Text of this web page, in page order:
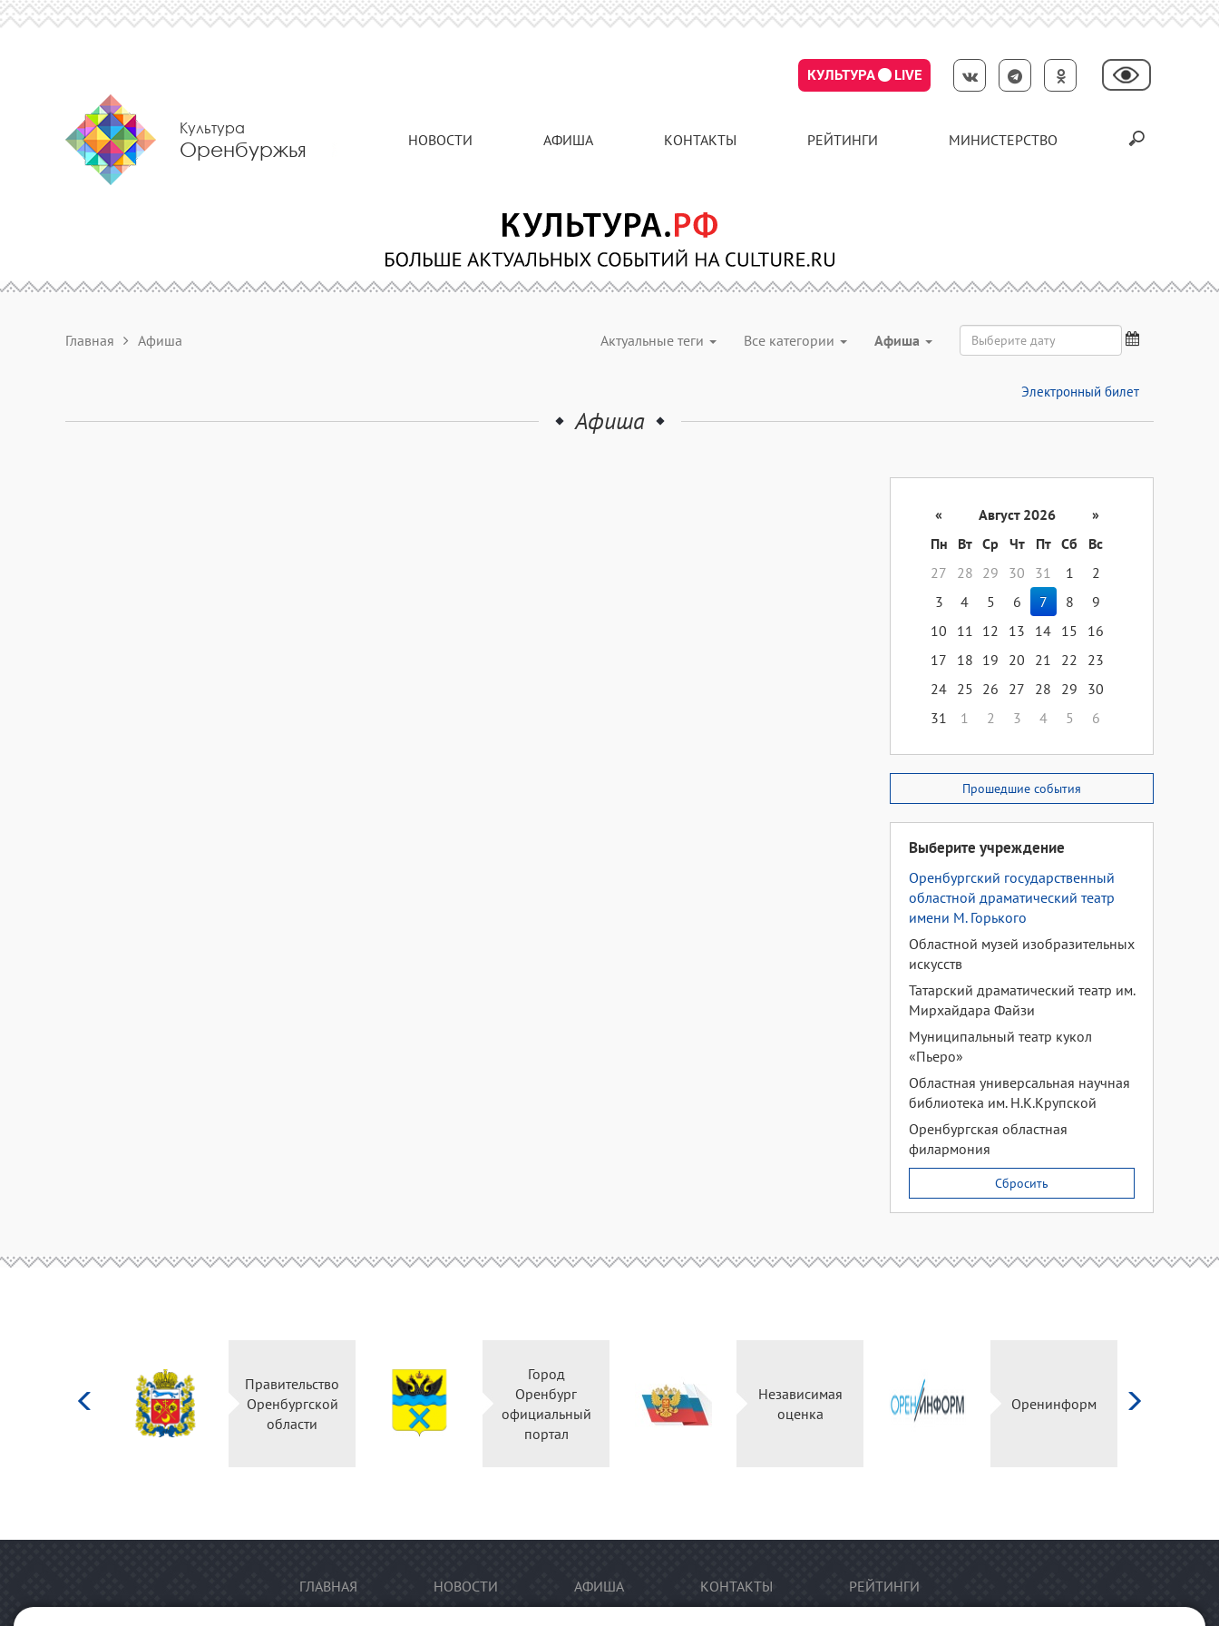
КУЛЬТУРА LIVE
Культура
Оренбуржья НОВОСТИ АФИША КОНТАКТЫ РЕЙТИНГИ МИНИСТЕРСТВО
Главная Афиша Актуальные теги Все категории Aфиша
Электронный билет
Афиша
« Август 2026
»
Пн
Вт Ср Чт Пт Сб
Вс
27
28 29 30 31 1
2
3
4 5 6 7 8
9
10
11 12 13 14 15
16
17
18 19 20 21 22
23
24 25 26 27 28 29
30
31
1 2 3 4 5 6
Прошедшие события
Выберите учреждение
Оренбургский государственный
областной драматический театр
имени М. Горького
Областной музей изобразительных
искусств
Татарский драматический театр им.
Мирхайдара Файзи
Муниципальный театр кукол
«Пьеро»
Областная универсальная научная
библиотека им. Н.К.Крупской
Оренбургская областная
филармония
Сбросить
Правительство
Оренбургской
области
Город
Оренбург
официальный
портал
Независимая
оценка
Оренинформ
ГЛАВНАЯ НОВОСТИ АФИША КОНТАКТЫ РЕЙТИНГИ